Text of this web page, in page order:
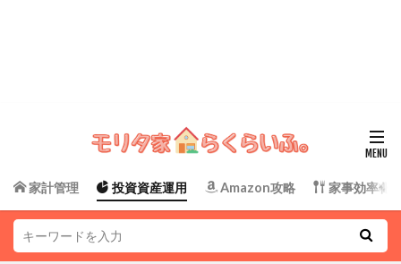
家計管理 投資資産運用 Amazon攻略 家事効率化